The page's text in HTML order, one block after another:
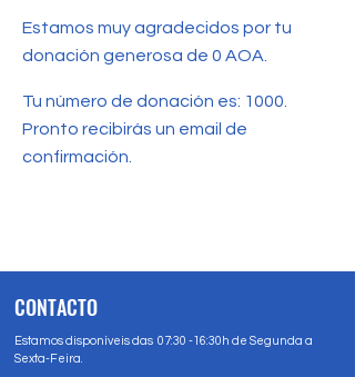
Estamos muy agradecidos por tu
donación generosa de 0 AOA.
Tu número de donación es: 1000.
Pronto recibirás un email de
confirmación.
CONTACTO
Estamos disponíveis das 07:30 -16:30h de Segunda a
Sexta-Feira.